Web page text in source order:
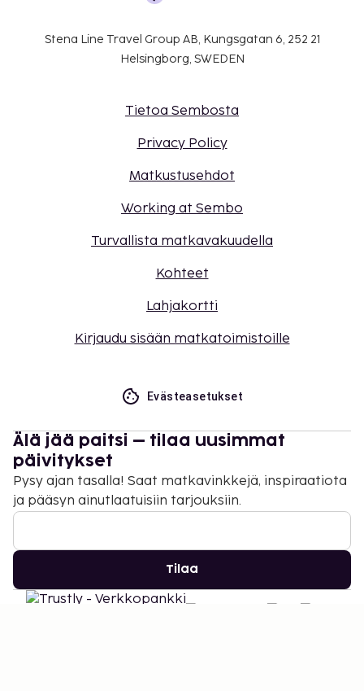
Stena Line Travel Group AB, Kungsgatan 6, 252 21
Helsingborg, SWEDEN
Tietoa Sembosta
Privacy Policy
Matkustusehdot
Working at Sembo
Turvallista matkavakuudella
Kohteet
Lahjakortti
Kirjaudu sisään matkatoimistoille
Evästeasetukset
Älä jää paitsi – tilaa uusimmat
päivitykset
Pysy ajan tasalla! Saat matkavinkkejä, inspiraatiota
ja pääsyn ainutlaatuisiin tarjouksiin.
Tilaa